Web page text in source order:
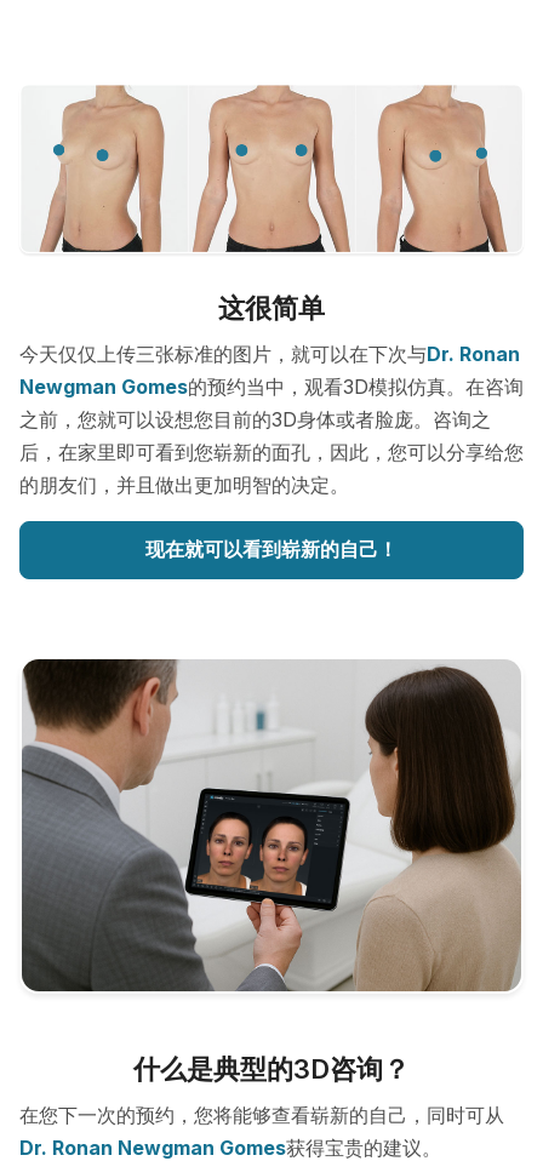
这很简单
今天仅仅上传三张标准的图片，就可以在下次与Dr. Ronan
Newgman Gomes的预约当中，观看3D模拟仿真。在咨询
之前，您就可以设想您目前的3D身体或者脸庞。咨询之
后，在家里即可看到您崭新的面孔，因此，您可以分享给您
的朋友们，并且做出更加明智的决定。
现在就可以看到崭新的自己！
什么是典型的3D咨询？
在您下一次的预约，您将能够查看崭新的自己，同时可从
Dr. Ronan Newgman Gomes获得宝贵的建议。